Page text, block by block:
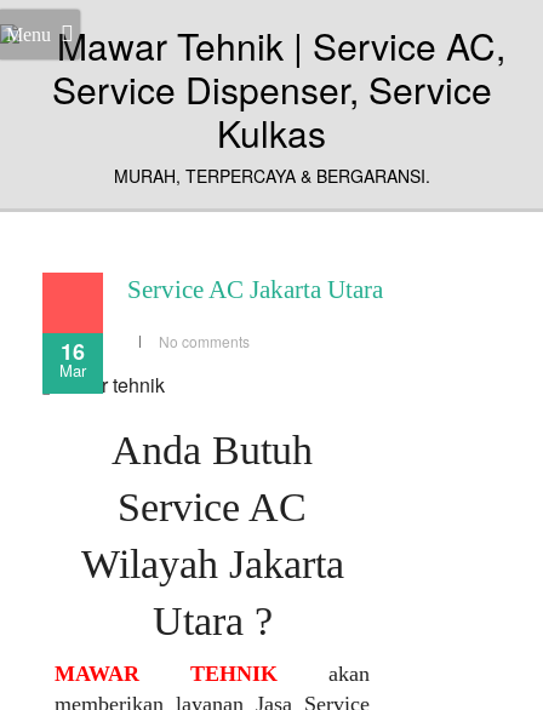
Menu
MURAH, TERPERCAYA & BERGARANSI.
16
Mar
Service AC Jakarta Utara
No comments
Anda Butuh
Service AC
Wilayah Jakarta
Utara ?
MAWAR TEHNIK akan
memberikan layanan Jasa Service